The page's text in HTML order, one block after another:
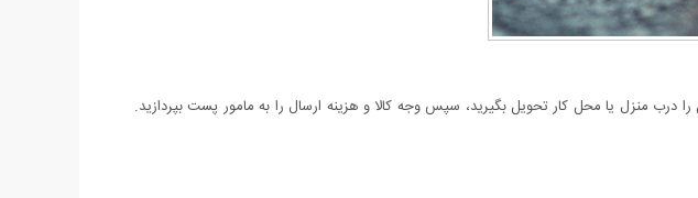
منزل یا محل کار تحویل بگیرید، سپس وجه کالا و هزینه ارسال را به مامور پست بپردازید.